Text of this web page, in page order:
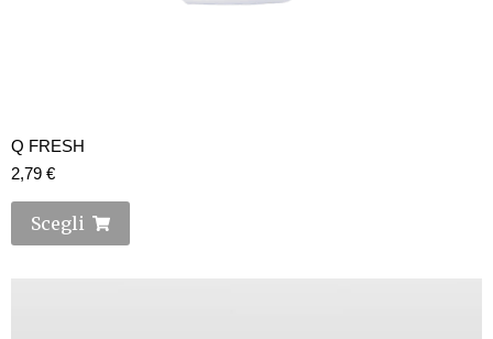
Q FRESH
2,79 €
Scegli